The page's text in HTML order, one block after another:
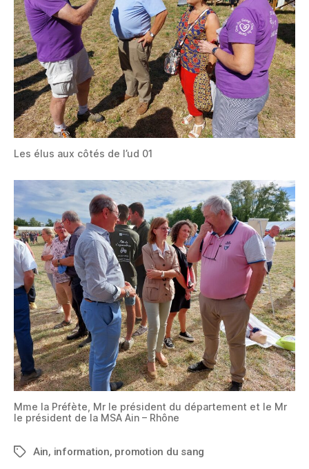
Les élus aux côtés de l’ud 01
Mme la Préfète, Mr le président du département et le Mr
le président de la MSA Ain – Rhône
Ain, information, promotion du sang